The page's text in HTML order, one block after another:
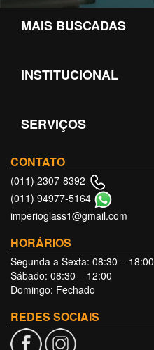
MAIS BUSCADAS
INSTITUCIONAL
SERVIÇOS
CONTATO
(011) 2307-8392
(011) 94977-5164
imperioglass1@gmail.com
HORÁRIOS
Segunda a Sexta: 08:30 – 18:00
Sábado: 08:30 – 12:00
Domingo: Fechado
REDES SOCIAIS